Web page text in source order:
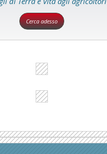
Cerca adesso